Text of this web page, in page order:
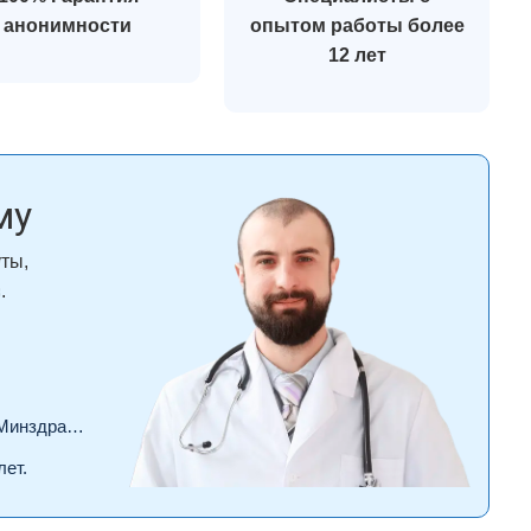
анонимности
опытом работы более
12 лет
РФ.